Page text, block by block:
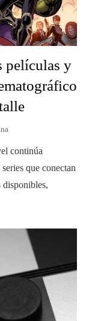
películas y
continúa
que conectan
disponibles,